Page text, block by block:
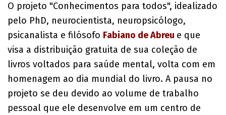
O projeto "Conhecimentos para todos", idealizado
pelo PhD, neurocientista, neuropsicólogo,
psicanalista e filósofo Fabiano de Abreu e que
visa a distribuição gratuita de sua coleção de
livros voltados para saúde mental, volta com em
homenagem ao dia mundial do livro. ​​A pausa no
projeto se deu devido ao volume de trabalho
pessoal que ele desenvolve em um centro de